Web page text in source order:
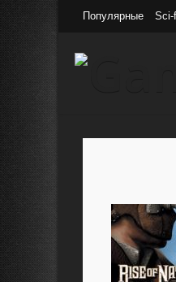
Популярные Sci-